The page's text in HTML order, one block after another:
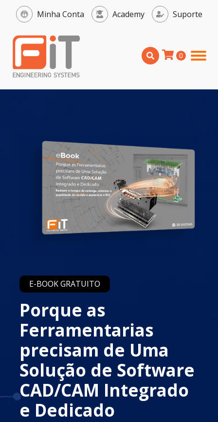
Minha Conta Academy Suporte
E-BOOK GRATUITO
Porque as
Ferramentarias
precisam de Uma
Solução de Software
CAD/CAM Integrado
e Dedicado